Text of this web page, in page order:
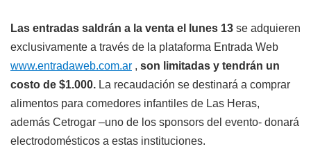
Las entradas saldrán a la venta el lunes 13 se adquieren
exclusivamente a través de la plataforma Entrada Web
www.entradaweb.com.ar , son limitadas y tendrán un
costo de $1.000. La recaudación se destinará a comprar
alimentos para comedores infantiles de Las Heras,
además Cetrogar –uno de los sponsors del evento- donará
electrodomésticos a estas instituciones.